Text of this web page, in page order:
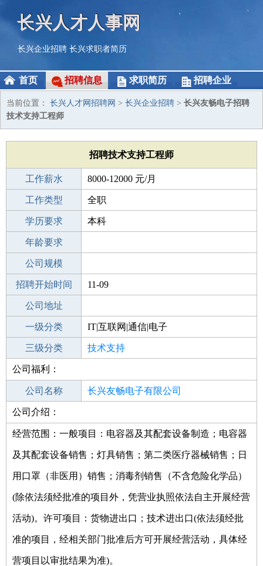
长兴人才人事网
长兴企业招聘 长兴求职者简历
首页 招聘信息 求职简历 招聘企业
当前位置： 长兴人才网招聘网 > 长兴企业招聘 > 长兴友畅电子招聘
技术支持工程师
招聘技术支持工程师
工作薪水 8000-12000 元/月
招聘人数 1人
工作类型 全职
性别要求 -
学历要求 本科
工作经验
年龄要求
工作地点
公司规模
公司电话
招聘开始时间 11-09
招聘结束时间
公司地址
一级分类 IT|互联网|通信|电子
二级分类 技术开发
三级分类 技术支持
其他行业
公司福利：
公司名称 长兴友畅电子有限公司
公司类型
公司介绍：
经营范围：一般项目：电容器及其配套设备制造；电容器
及其配套设备销售；灯具销售；第二类医疗器械销售；日
用口罩（非医用）销售；消毒剂销售（不含危险化学品）
(除依法须经批准的项目外，凭营业执照依法自主开展经营
活动)。许可项目：货物进出口；技术进出口(依法须经批
准的项目，经相关部门批准后方可开展经营活动，具体经
营项目以审批结果为准)。